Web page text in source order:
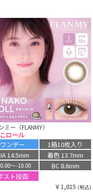
ミー（FLANMY）
ロール
ワンデー
1箱10枚入り
14.5mm
着色 13.7mm
〜-10.00
BC 8.6mm
スト投函
￥1,815 (税込)